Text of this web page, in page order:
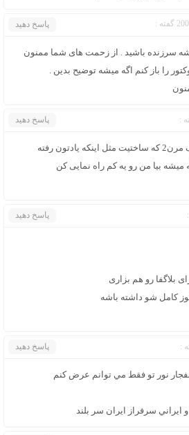
پاسخ دهید
سرزنده باشید . از زحمت های شما ممنون
را باز کنم اگه میشه توضیح بدین .
پاسخ دهید
سلام دوست عزیزم اون وبلاگ مرن2 که ساختیت مثل اینکه یادتون رفته
بیا من رو یه کم راه نمایی کن
پاسخ دهید
رو هم بزاری
کامل شو داشته باشه
پاسخ دهید
نور تو فقط مي توانم عرض كنم
سرفراز ايران سر بلند